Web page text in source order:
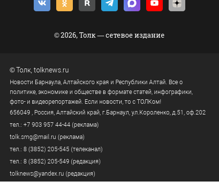
© 2026, Толк — сетевое издание
©Толк tolknews.ru
Новости Барнаула, Алтайского края и Республики Алтай. Все о
политике, экономике и обществе в формате статей, инфографики,
фото- и видеорепортажей. Если новости, то с ТОЛКом!
656049
, Россия, Алтайский край, г. Барнаул ул.Короленко, д.51, оф.202
тел.: +7 903 957 44-44 (реклама)
tolk.smg@mail.ru (реклама)
тел.: 8 (3852) 205-545 (телеканал)
тел.: 8 (3852) 205-549 (редакция)
tolknews@yandex.ru (редакция)